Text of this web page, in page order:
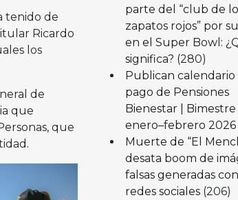
tenido de
Ricardo
los
de
que
que
parte del “club de
zapatos rojos” por
en el Super Bowl:
significa? (280)
Publican calendario
pago de Pensiones
Bienestar | Bimestre
enero–febrero 2026
Muerte de “El
desata boom de
falsas generadas
redes sociales (206)